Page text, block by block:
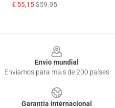
€ 55,15$59.95
Envio mundial
Enviamos para mais de 200 países
Garantia internacional